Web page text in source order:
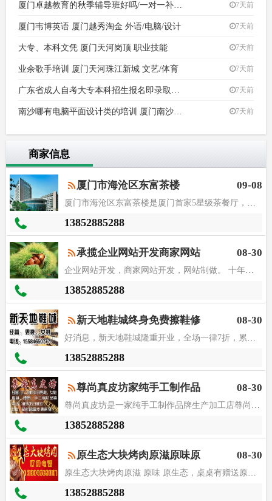
7天前
厦门韦博英语 厦门越秀淘金 外语/电脑/设计 7天前
大专、本科文凭 厦门天河岗顶 职业技能 7天前
业余歌手培训 厦门天河珠江新城 文艺/体育 7天前
7天前
7天前
商家信息
厦门市海沧区东富茶楼 09-08
13852885288
承揽企业网站开发商家网站 08-30
13852885288
新天地鞋城终身免费擦鞋修 08-30
13852885288
尊尚真皮坊家纯手工制作品 08-30
13852885288
原生态大块烤肉原滋原味原 08-30
13852885288